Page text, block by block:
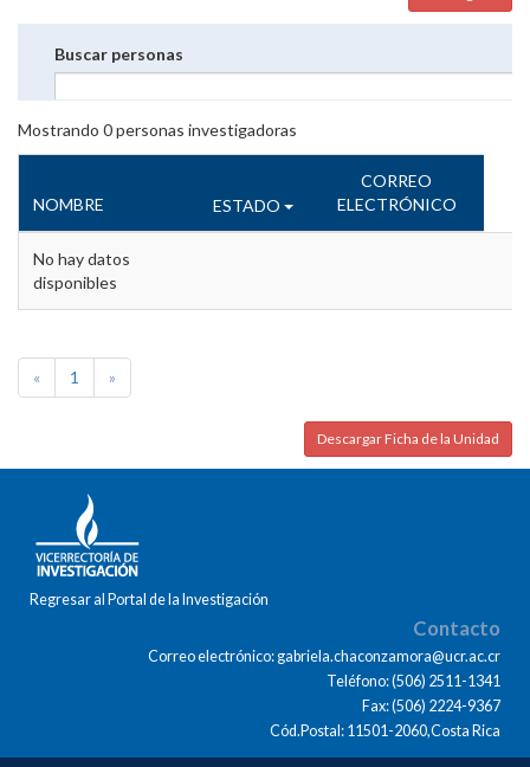
Buscar personas
Mostrando 0personas investigadoras
NOMBRE ESTADO
CORREO
ELECTRÓNICO
No hay datos
disponibles
« 1 »
Descargar Ficha de la Unidad
Regresar al Portal de la Investigación
Contacto
Correo electrónico: gabriela.chaconzamora@ucr.ac.cr
Teléfono: (506) 2511-1341
Fax: (506) 2224-9367
Cód.Postal: 11501-2060,Costa Rica